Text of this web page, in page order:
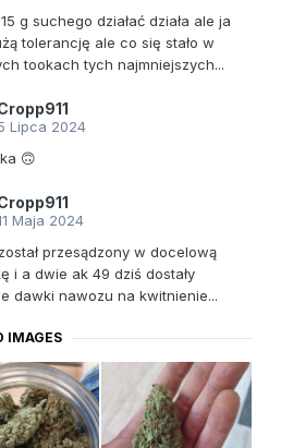
g suchego działać działa ale ja
tolerancję ale co się stało w
tookach tych najmniejszych...
Lipca 2024
🙃
Maja 2024
przesądzony w docelową
i a dwie ak 49 dziś dostały
dawki nawozu na kwitnienie...
IMAGES